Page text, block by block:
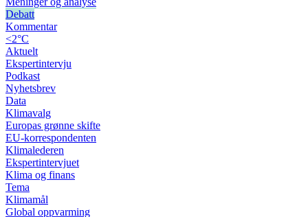
Debatt
Kommentar
<2°C
Aktuelt
Ekspertintervju
Podkast
Nyhetsbrev
Data
Klimavalg
Europas grønne skifte
EU-korrespondenten
Klimalederen
Ekspertintervjuet
Klima og finans
Tema
Klimamål
Global oppvarming